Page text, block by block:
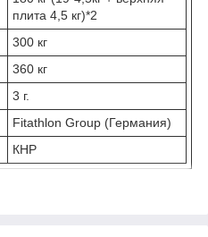
плита 4,5 кг)*2
300 кг
360 кг
3 г.
Fitathlon Group (Германия)
КНР